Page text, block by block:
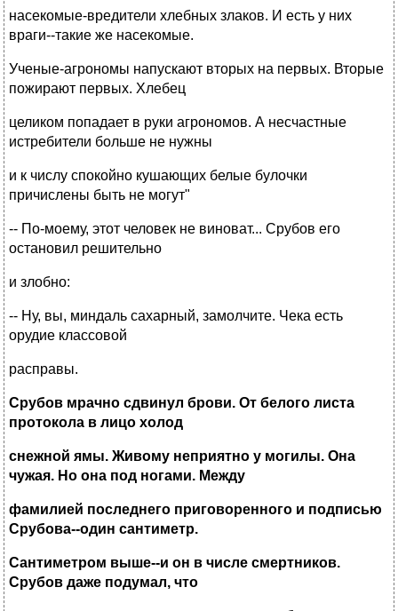
насекомые-вредители хлебных злаков. И есть у них
враги--такие же насекомые.
Ученые-агрономы напускают вторых на первых. Вторые
пожирают первых. Хлебец
целиком попадает в руки агрономов. А несчастные
истребители больше не нужны
и к числу спокойно кушающих белые булочки
причислены быть не могут"
-- По-моему, этот человек не виноват... Срубов его
остановил решительно
и злобно:
-- Ну, вы, миндаль сахарный, замолчите. Чека есть
орудие классовой
расправы.
Срубов мрачно сдвинул брови. От белого листа
протокола в лицо холод
снежной ямы. Живому неприятно у могилы. Она
чужая. Но она под ногами. Между
фамилией последнего приговоренного и подписью
Срубова--один сантиметр.
Сантиметром выше--и он в числе смертников.
Срубов даже подумал, что